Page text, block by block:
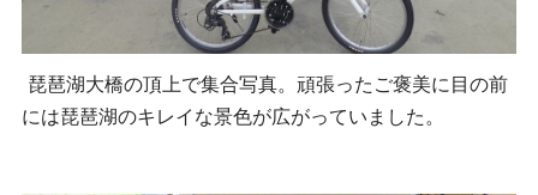
琵琶湖大橋の頂上で集合写真。 頑張ったご褒美に目の前
には琵琶湖のキレイな景色が広がっていました。